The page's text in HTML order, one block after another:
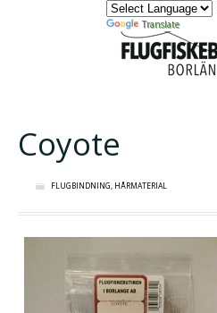
Translate
Coyote
FLUGBINDNING, HÅRMATERIAL